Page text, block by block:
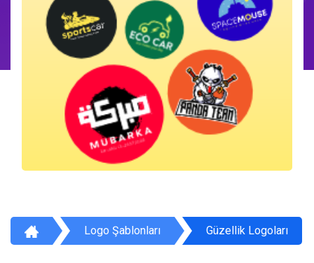
Logo Şablonları Güzellik Logoları